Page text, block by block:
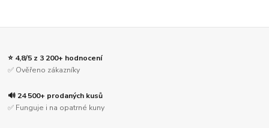
⭐ 4,8/5 z 3 200+ hodnocení
✅ Ověřeno zákazníky
🔊 24 500+ prodaných kusů
✅ Funguje i na opatrné kuny